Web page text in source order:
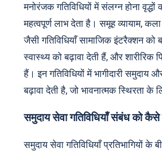
मनोरंजक गतिविधियों में संलग्न होना
महत्वपूर्ण लाभ देता है। समूह व्यायाम, कला
जैसी गतिविधियाँ सामाजिक इंटरैक्शन को
स्वास्थ्य को बढ़ावा देती हैं, और
हैं। इन गतिविधियों में भागीदारी समुदाय
बढ़ावा देती है, जो भावनात्मक स्थिरता
समुदाय सेवा गतिविधियाँ संबंध को कैसे
समुदाय सेवा गतिविधियाँ प्रतिभागियों के